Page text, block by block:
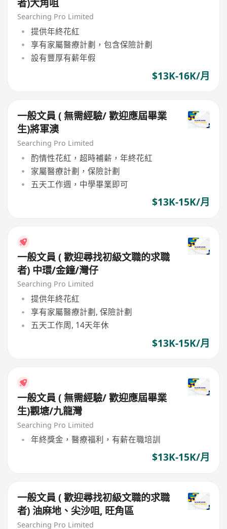
者)大角咀
Searching Pro Limited
提供年終花紅
享有家屬醫療計劃，包含保險計劃
設有豐厚有薪年假
$13K-16K/月
一般文員 ( 無需經驗/ 歡迎應屆畢業
生)將軍澳
Searching Pro Limited
酌情性花紅，超時補薪，年終花紅
家屬醫療計劃，保險計劃
五天工作週，中學畢業即可
$13K-15K/月
一般文員 ( 歡迎尋找初級文職的求職
者) 中環/金鐘/灣仔
Searching Pro Limited
提供年終花紅
享有家屬醫療計劃, 保險計劃
五天工作周, 14天年休
$13K-15K/月
一般文員 ( 無需經驗/ 歡迎應屆畢業
生)觀塘/九龍灣
Searching Pro Limited
年終獎金，醫療福利，有薪在職培訓
$13K-15K/月
一般文員 ( 歡迎尋找初級文職的求職
者) 油麻地、尖沙咀, 旺角區
Searching Pro Limited